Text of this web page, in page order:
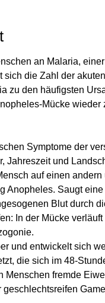
an Malaria,
die Zahl der
zu den häufigsten
Mücke
Symptome der
Jahreszeit und
auf einen
Anopheles. Saugt
Blut durch
In der Mücke
und entwickelt sich
die sich im 48-
fremde